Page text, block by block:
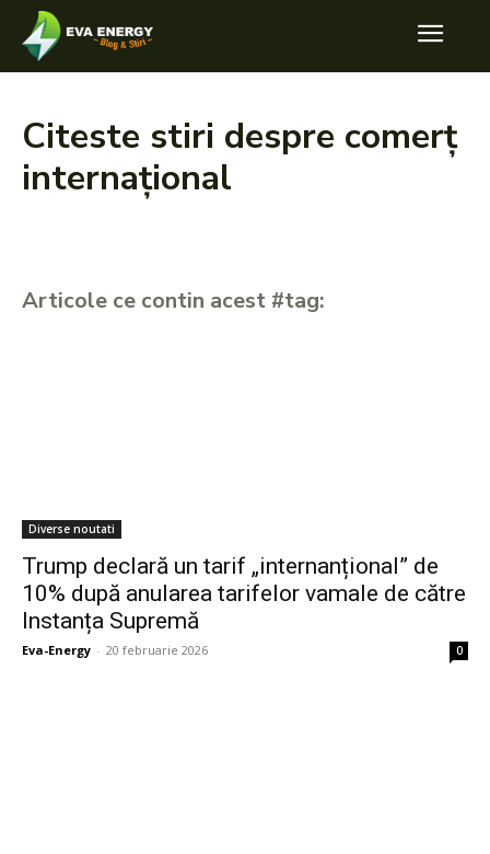
Citeste stiri despre comerț
internațional
Articole ce contin acest #tag:
Diverse noutati
Trump declară un tarif „internanțional” de
10% după anularea tarifelor vamale de către
Instanța Supremă
Eva-Energy - 20 februarie 2026 0